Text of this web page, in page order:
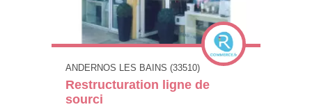
ANDERNOS LES BAINS (33510)
Restructuration ligne de
sourci